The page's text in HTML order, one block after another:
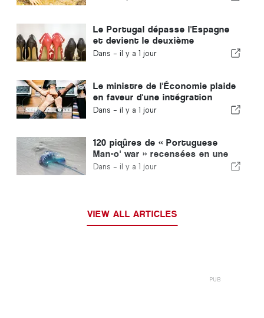
Le Portugal dépasse l'Espagne
et devient le deuxième
producteur européen de
Dans - il y a 1 jour
Le ministre de l'Économie plaide
en faveur d'une intégration
encadrée et garantit une
Dans - il y a 1 jour
120 piqûres de « Portuguese
Man-o' war » recensées en une
seule journée
Dans - il y a 1 jour
VIEW ALL ARTICLES